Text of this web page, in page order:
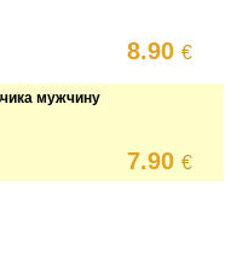
8.90€
мужчину
7.90€